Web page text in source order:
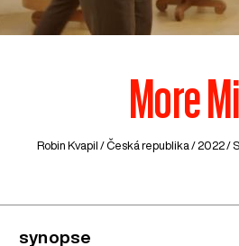
More
Robin Kvapil /Česká republika / 2022 /
synopse